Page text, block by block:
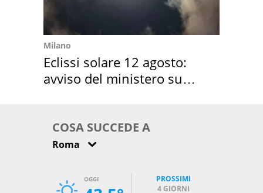
Milano
Eclissi solare 12 agosto:
avviso del ministero su